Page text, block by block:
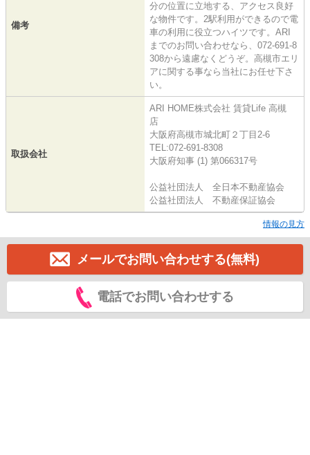
備考
分の位置に立地する、アクセス良好
な物件です。2駅利用ができるので電
車の利用に役立つハイツです。ARI
までのお問い合わせなら、072-691-8
308から遠慮なくどうぞ。高槻市エリ
アに関する事なら当社にお任せ下さ
い。
取扱会社
ARI HOME株式会社 賃貸Life 高槻
店
大阪府高槻市城北町２丁目2-6
TEL:072-691-8308
大阪府知事 (1) 第066317号
公益社団法人 全日本不動産協会
公益社団法人 不動産保証協会
情報の見方
メールでお問い合わせする(無料)
電話でお問い合わせする